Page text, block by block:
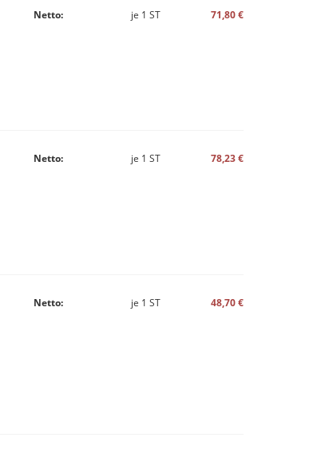
Netto: je 1 ST 71,80 €
Netto: je 1 ST 78,23 €
Netto: je 1 ST 48,70 €